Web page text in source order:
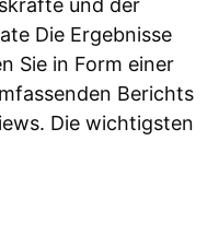
und der
Die Ergebnisse
Sie in Form einer
Berichts
Die wichtigsten